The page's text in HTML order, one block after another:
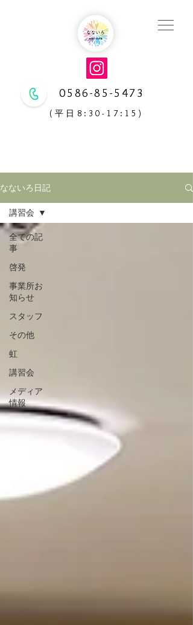
0586-85-5473
(平日8:30-17:15)
なないろ日記
全ての記
事
啓発
事業所お
知らせ
スタッフ
その他
虹
講習会
メディア
情報
講習会